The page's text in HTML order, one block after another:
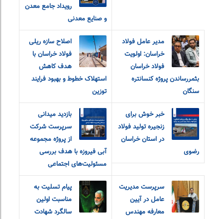
رویداد جامع معدن
و صنایع معدنی
مدیر عامل فولاد
خراسان: اولویت
فولاد خراسان
بثمررساندن پروژه کنسانتره
سنگان
اصلاح سازه ریلی
فولاد خراسان با
هدف کاهش
استهلاک خطوط و بهبود فرایند
توزین
خبر خوش برای
زنجیره تولید فولاد
در استان خراسان
رضوی
بازدید میدانی
سرپرست شرکت
از پروژه مجموعه
آبی فیروزه با هدف بررسی
مسئولیت‌های اجتماعی
سرپرست مدیریت
عامل در آیین
معارفه مهندس
پیام تسلیت به
مناسبت اولین
سالگرد شهادت